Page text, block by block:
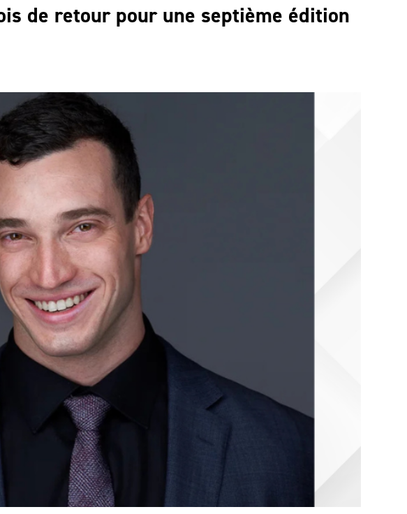
de retour pour une septième édition